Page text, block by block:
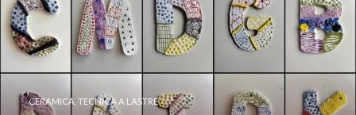
CERAMICA TECNICA A LASTRE